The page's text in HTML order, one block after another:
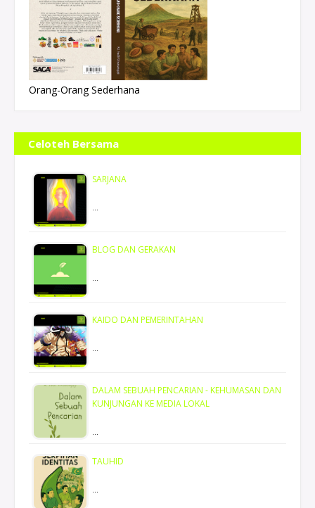
Orang-Orang Sederhana
Celoteh Bersama
SARJANA
…
BLOG DAN GERAKAN
…
KAIDO DAN PEMERINTAHAN
…
DALAM SEBUAH PENCARIAN - KEHUMASAN DAN
KUNJUNGAN KE MEDIA LOKAL
…
TAUHID
…